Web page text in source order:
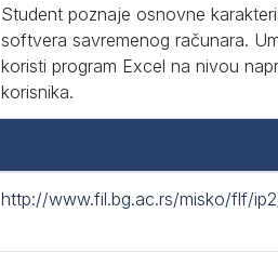
Student poznaje osnovne
softvera savremenog računara.
koristi program Excel na nivou
korisnika.
http://www.fil.bg.ac.rs/misko/flf/